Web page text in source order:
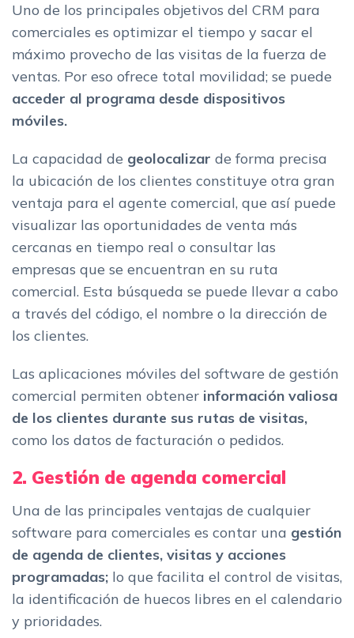
Uno de los principales objetivos del CRM para
comerciales es optimizar el tiempo y sacar el
máximo provecho de las visitas de la fuerza de
ventas. Por eso ofrece total movilidad; se puede
acceder al programa desde dispositivos
móviles.
La capacidad de geolocalizar de forma precisa
la ubicación de los clientes constituye otra gran
ventaja para el agente comercial, que así puede
visualizar las oportunidades de venta más
cercanas en tiempo real o consultar las
empresas que se encuentran en su ruta
comercial. Esta búsqueda se puede llevar a cabo
a través del código, el nombre o la dirección de
los clientes.
Las aplicaciones móviles del software de gestión
comercial permiten obtener información valiosa
de los clientes durante sus rutas de visitas,
como los datos de facturación o pedidos.
2. Gestión de agenda comercial
Una de las principales ventajas de cualquier
software para comerciales es contar una gestión
de agenda de clientes, visitas y acciones
programadas; lo que facilita el control de visitas,
la identificación de huecos libres en el calendario
y prioridades.